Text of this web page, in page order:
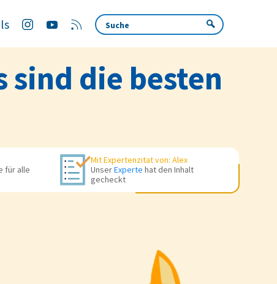
sind die besten
für alle
Mit Expertenzitat von: Alex
UnserExperte hat den Inhalt
gecheckt